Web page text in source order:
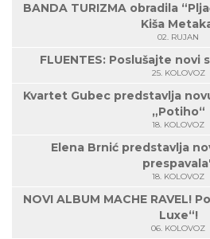
BANDA TURIZMA obradila
Kiša
02. RUJAN
FLUENTES: Poslušajte novi
25. KOLOVOZ
Kvartet Gubec predstavlja
„Potiho“
18. KOLOVOZ
Elena Brnić predstavlja
18. KOLOVOZ
NOVI ALBUM MACHE RAVEL!
Luxe“!
06. KOLOVOZ